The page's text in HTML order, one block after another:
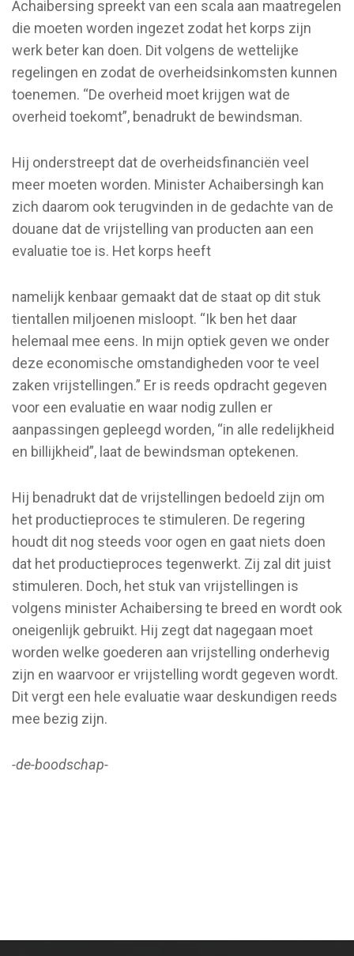
Achaibersing spreekt van een scala aan maatregelen
die moeten worden ingezet zodat het korps zijn
werk beter kan doen. Dit volgens de wettelijke
regelingen en zodat de overheidsinkomsten kunnen
toenemen. “De overheid moet krijgen wat de
overheid toekomt”, benadrukt de bewindsman.
Hij onderstreept dat de overheidsfinanciën veel
meer moeten worden. Minister Achaibersingh kan
zich daarom ook terugvinden in de gedachte van de
douane dat de vrijstelling van producten aan een
evaluatie toe is. Het korps heeft
namelijk kenbaar gemaakt dat de staat op dit stuk
tientallen miljoenen misloopt. “Ik ben het daar
helemaal mee eens. In mijn optiek geven we onder
deze economische omstandigheden voor te veel
zaken vrijstellingen.” Er is reeds opdracht gegeven
voor een evaluatie en waar nodig zullen er
aanpassingen gepleegd worden, “in alle redelijkheid
en billijkheid”, laat de bewindsman optekenen.
Hij benadrukt dat de vrijstellingen bedoeld zijn om
het productieproces te stimuleren. De regering
houdt dit nog steeds voor ogen en gaat niets doen
dat het productieproces tegenwerkt. Zij zal dit juist
stimuleren. Doch, het stuk van vrijstellingen is
volgens minister Achaibersing te breed en wordt ook
oneigenlijk gebruikt. Hij zegt dat nagegaan moet
worden welke goederen aan vrijstelling onderhevig
zijn en waarvoor er vrijstelling wordt gegeven wordt.
Dit vergt een hele evaluatie waar deskundigen reeds
mee bezig zijn.
-de-boodschap-